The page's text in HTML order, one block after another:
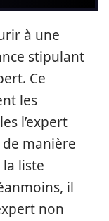
à une
stipulant
Ce
les
l’expert
manière
liste
il
non